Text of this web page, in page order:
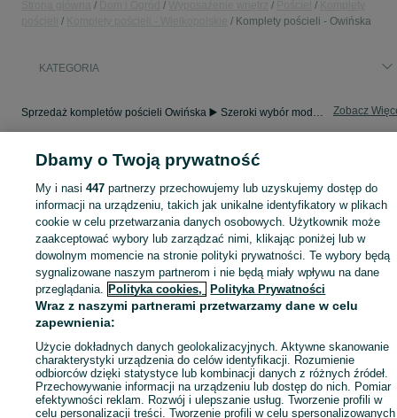
Komplety pościeli - Owińska
KATEGORIA
Sprzedaż kompletów pościeli Owińska ▶️ Szeroki wybór modeli, wzorów i rozmiarów ✅ Nowe i używane w atrakcyjnych cenach ☝ Sprawdź oferty na OLX.pl! Zobacz
Mapa kategorii
Mapa miejscowości
Mapa ministron
Popularne wyszukiwania
Dbamy o Twoją prywatność
My i nasi447 partnerzy przechowujemy lub uzyskujemy dostęp do
informacji na urządzeniu, takich jak unikalne identyfikatory w plikach
cookie w celu przetwarzania danych osobowych. Użytkownik może
zaakceptować wybory lub zarządzać nimi, klikając poniżej lub w
dowolnym momencie na stronie polityki prywatności. Te wybory będą
sygnalizowane naszym partnerom i nie będą miały wpływu na dane
przeglądania. Polityka cookies, Polityka Prywatności
Wraz z naszymi partnerami przetwarzamy dane w celu
zapewnienia:
Użycie dokładnych danych geolokalizacyjnych. Aktywne skanowanie
charakterystyki urządzenia do celów identyfikacji. Rozumienie
odbiorców dzięki statystyce lub kombinacji danych z różnych źródeł.
Przechowywanie informacji na urządzeniu lub dostęp do nich. Pomiar
efektywności reklam. Rozwój i ulepszanie usług. Tworzenie profili w
celu personalizacji treści. Tworzenie profili w celu spersonalizowanych